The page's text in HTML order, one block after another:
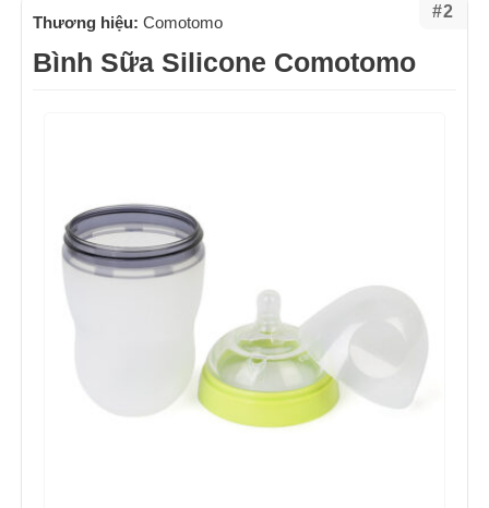
#2
Thương hiệu: Comotomo
Bình Sữa Silicone Comotomo